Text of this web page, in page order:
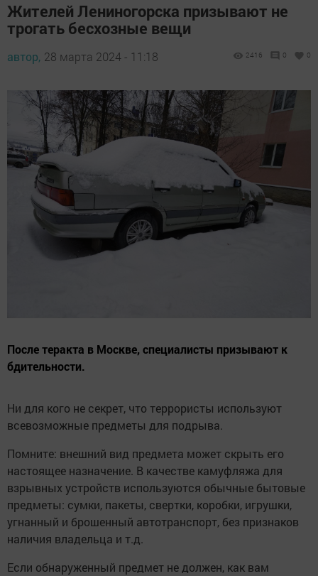
Жителей Лениногорска призывают не
трогать бесхозные вещи
автор, 28 марта 2024 - 11:18 2416 0 0
После теракта в Москве, специалисты призывают к
бдительности.
Ни для кого не секрет, что террористы используют
всевозможные предметы для подрыва.
Помните: внешний вид предмета может скрыть его
настоящее назначение. В качестве камуфляжа для
взрывных устройств используются обычные бытовые
предметы: сумки, пакеты, свертки, коробки, игрушки,
угнанный и брошенный автотранспорт, без признаков
наличия владельца и т.д.
Если обнаруженный предмет не должен, как вам